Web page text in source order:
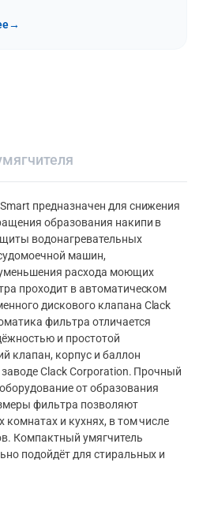
→
предназначен для снижения
образования накипи в
водонагревательных
машин,
расхода моющих
проходит в автоматическом
дискового клапана Clack
фильтра отличается
и простотой
клапан, корпус и баллон
Clack Corporation. Прочный
от образования
фильтра позволяют
комнатах и кухнях, в том числе
Компактный умягчитель
подойдёт для стиральных и